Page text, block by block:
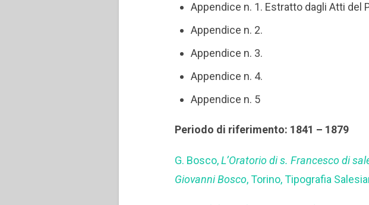
Appendice n. 1. Estratto dagli Atti del
Appendice n. 2.
Appendice n. 3.
Appendice n. 4.
Appendice n. 5
Periodo di riferimento: 1841 – 1879
G. Bosco,L’Oratorio di s. Francesco di
Giovanni Bosco, Torino, Tipografia